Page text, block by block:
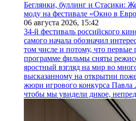
Беглянки, буллинг и Стасики:
моду на фестивале «Окно в
06 августа 2026, 15:42
34-й фестиваль российского
самого начала обозначил
том числе и потому, что первые
программе фильмы сняты
яростный взгляд на мир во
высказанному на открытии
жюри игрового конкурса Павла
чтобы мы увидели дикое,